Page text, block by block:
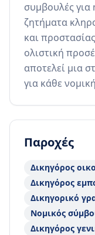
συμβουλές για
ζητήματα
και
ολιστική
αποτελεί μια
για κάθε
Παροχές
Δικηγόρος
Δικηγόρος
Δικηγορικό
Νομικός
Δικηγόρος